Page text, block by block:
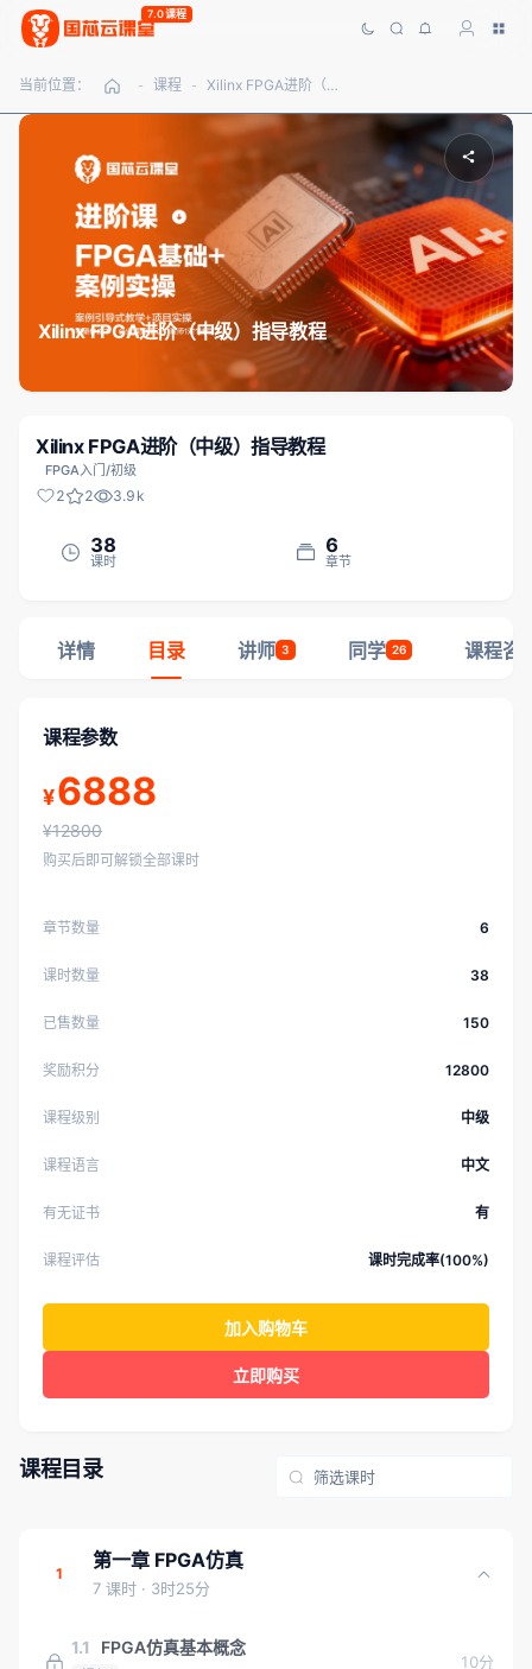
7.0课程
当前位置： - 课程 - Xilinx FPGA进阶（中级）指导教程
Xilinx FPGA进阶（中级）指导教程
Xilinx FPGA进阶（中级）指导教程
FPGA入门/初级
2 2 3.9k
38
课时
6
章节
详情 目录 讲师 3 同学 26 课程咨
课程参数
¥6888
¥12800
购买后即可解锁全部课时
章节数量 6
课时数量 38
已售数量 150
奖励积分 12800
课程级别 中级
课程语言 中文
有无证书 有
课程评估 课时完成率(100%)
加入购物车
立即购买
课程目录
1
第一章 FPGA仿真
7 课时 · 3时25分
1.1 FPGA仿真基本概念
10分